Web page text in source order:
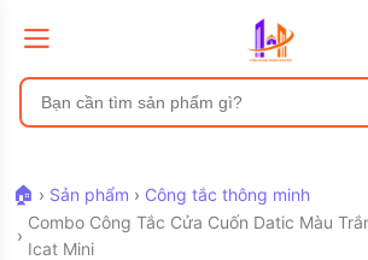
🏠 › Sản phẩm › Công tắc thông minh
›
Combo Công Tắc Cửa Cuốn Datic Màu
Icat Mini